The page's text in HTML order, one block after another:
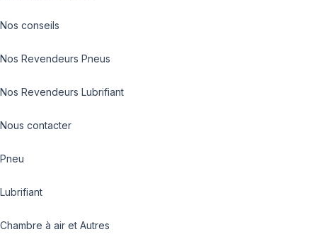
Nos conseils
Nos Revendeurs Pneus
Nos Revendeurs Lubrifiant
Nous contacter
Pneu
Lubrifiant
Chambre à air et Autres